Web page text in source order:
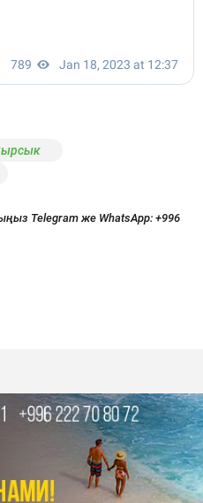
Telegram же WhatsApp: +996